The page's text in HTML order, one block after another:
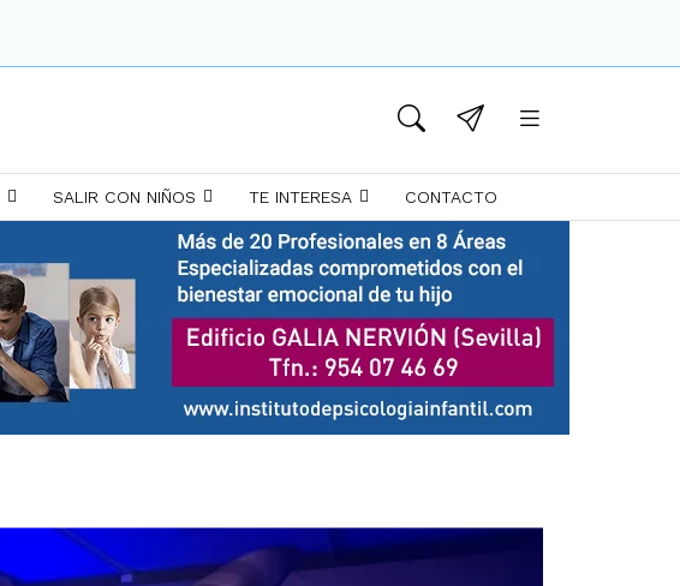
SALIR CON NIÑOS TE INTERESA CONTACTO